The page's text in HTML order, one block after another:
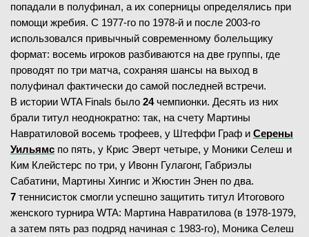
попадали в полуфинал, а их соперницы определялись при
помощи жребия. С 1977-го по 1978-й и после 2003-го
использовался привычный современному болельщику
формат: восемь игроков разбиваются на две группы, где
проводят по три матча, сохраняя шансы на выход в
полуфинал фактически до самой последней встречи.
В истории WTA Finals было 24чемпионки. Десять из них
брали титул неоднократно: так, на счету Мартины
Навратиловой восемь трофеев, у Штеффи Граф и Серены
Уильямс по пять, у Крис Эверт четыре, у Моники Селеш и
Ким Клейстерс по три, у Ивонн Гулагонг, Габриэлы
Сабатини, Мартины Хингис и Жюстин Энен по два.
7 теннисисток смогли успешно защитить титул Итогового
женского турнира WTA: Мартина Навратилова (в 1978-1979,
а затем пять раз подряд начиная с 1983-го), Моника Селеш